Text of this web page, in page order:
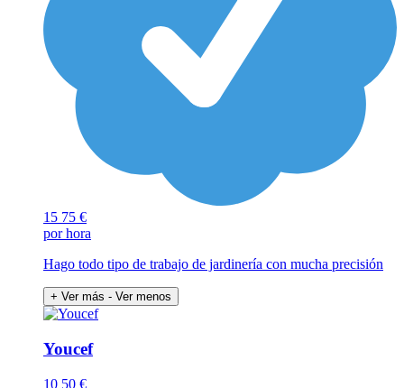
15 75 €
por hora
Hago todo tipo de trabajo de jardinería con mucha precisión
+ Ver más - Ver menos
Youcef
10 50 €